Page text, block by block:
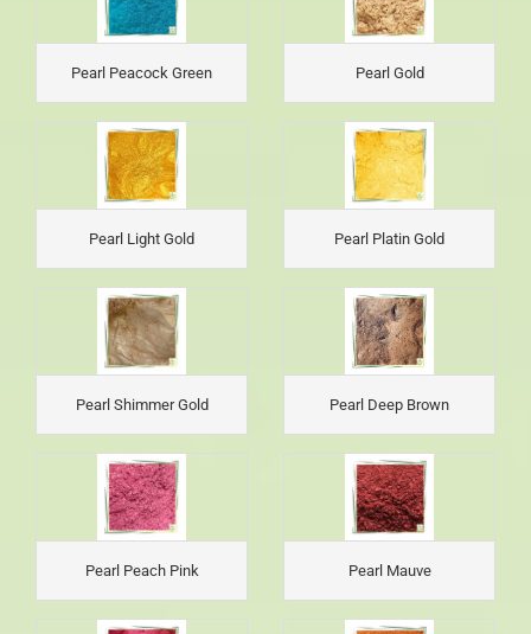
Pearl Peacock Green Pearl Gold
Pearl Light Gold Pearl Platin Gold
Pearl Shimmer Gold Pearl Deep Brown
Pearl Peach Pink Pearl Mauve